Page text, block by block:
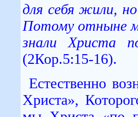
для себя жили,
Потому отныне
знали Христа
(2Кор.5:15-16).
Естественно
Христа»,